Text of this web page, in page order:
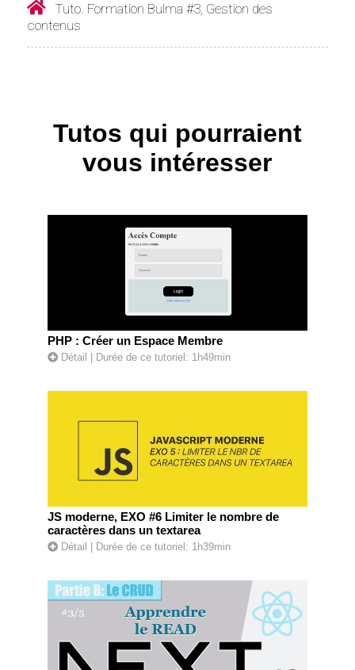
Tuto. Formation Bulma #3, Gestion des
contenus
Tutos qui pourraient
vous intéresser
PHP : Créer un Espace Membre
Détail | Durée de ce tutoriel: 1h49min
JS moderne, EXO #6 Limiter le nombre de
caractères dans un textarea
Détail | Durée de ce tutoriel: 1h39min